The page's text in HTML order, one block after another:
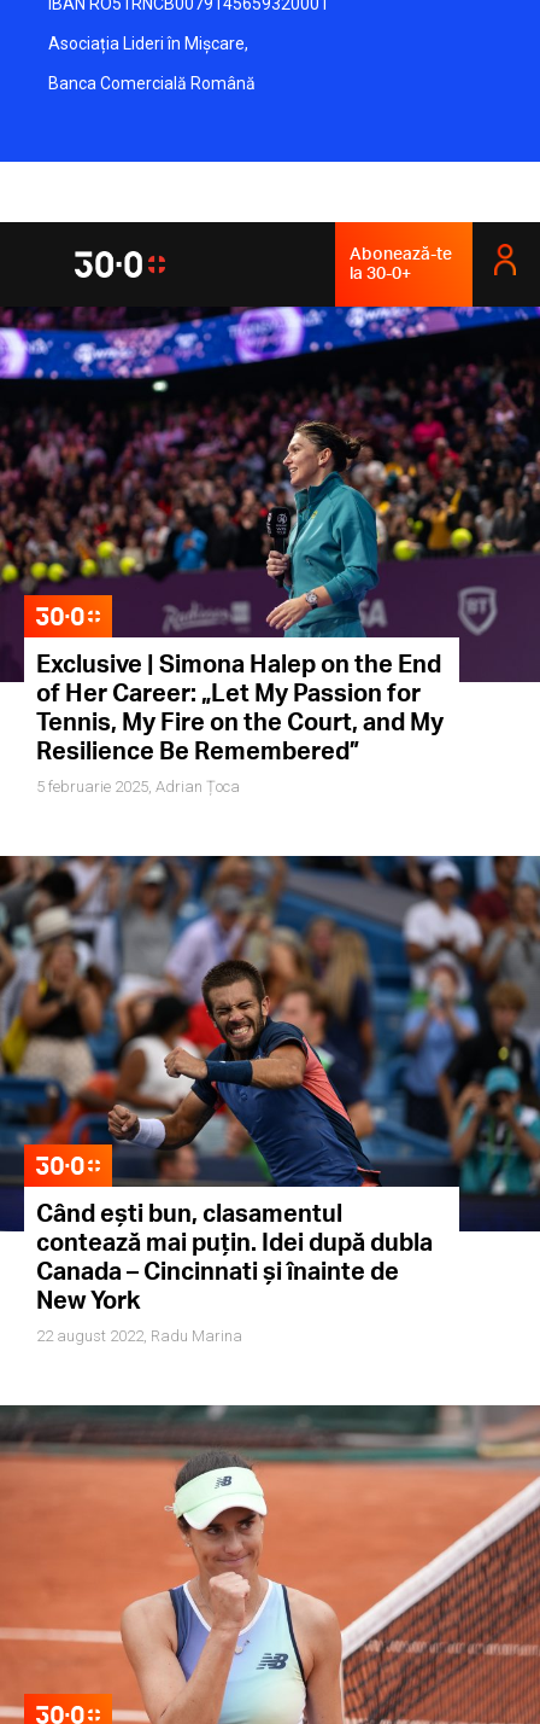
Asociația Lideri în Mișcare,
Banca Comercială Română
Abonează-te
la 30-0+
Exclusive | Simona Halep on the End
of Her Career: „Let My Passion for
Tennis, My Fire on the Court, and My
Resilience Be Remembered”
5 februarie 2025, Adrian Țoca
Când ești bun, clasamentul
contează mai puțin. Idei după dubla
Canada – Cincinnati și înainte de
New York
22 august 2022, Radu Marina